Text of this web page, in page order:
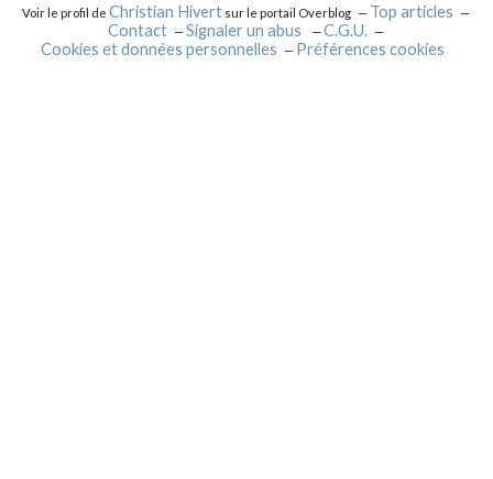
Voir le profil deChristian Hivert sur le portail Overblog
Top articles
Contact
Signaler un abus
C.G.U.
Cookies et données personnelles
Préférences cookies